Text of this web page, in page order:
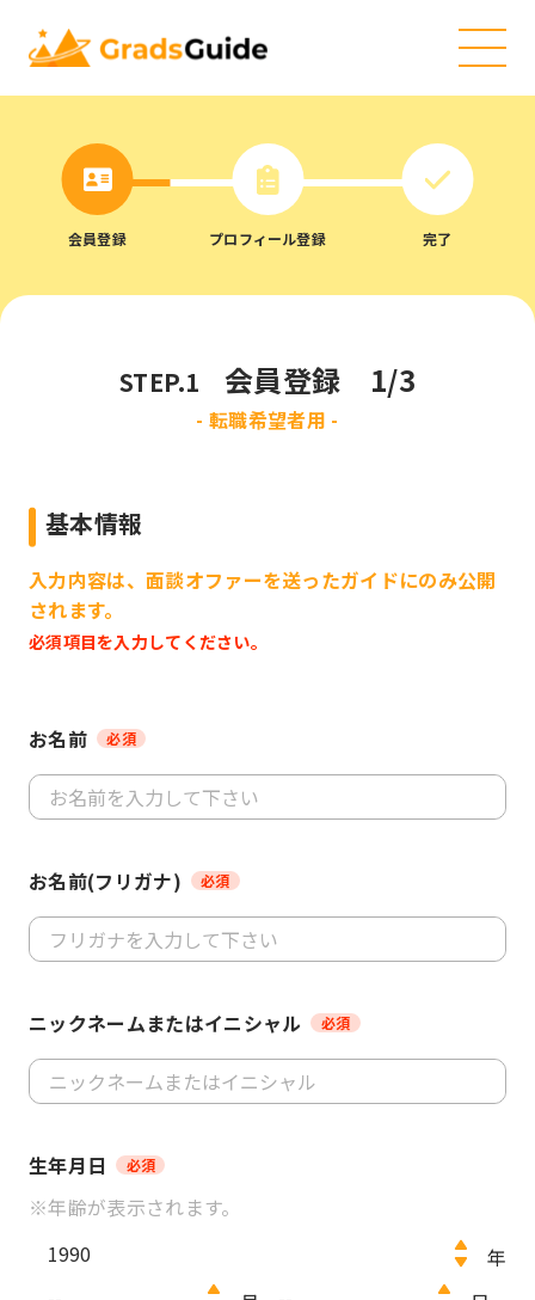
会員登録 プロフィール登録 完了
STEP.1 会員登録 1/3
- 転職希望者用 -
基本情報
入力内容は、面談オファーを送ったガイドにのみ公開
されます。
必須項目を入力してください。
お名前 必須
お名前(フリガナ) 必須
ニックネームまたはイニシャル 必須
生年月日 必須
※年齢が表示されます。
年